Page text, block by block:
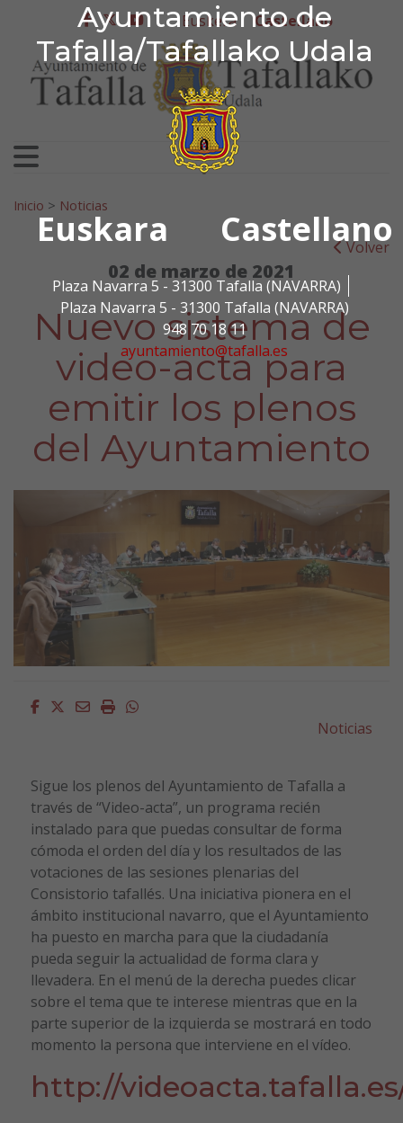
Ayuntamiento de
Tafalla/Tafallako Udala
Euskara Castellano
Plaza Navarra 5 - 31300 Tafalla (NAVARRA)
Plaza Navarra 5 - 31300 Tafalla (NAVARRA)
948 70 18 11
ayuntamiento@tafalla.es
Ir al contenido
Ayuntamiento de
facebook
twitter
youtube
Euskera Castellano
Search for:
Inicio > Noticias
Volver
02 de marzo de 2021
Nuevo sistema de
video-acta para
emitir los plenos
del Ayuntamiento
Facebook
Twitter
EmailImprimirWhatsapp
Noticias
Sigue los plenos del Ayuntamiento de Tafalla a
través de “Video-acta”, un programa recién
instalado para que puedas consultar de forma
cómoda el orden del día y los resultados de las
votaciones de las sesiones plenarias del
Consistorio tafallés. Una iniciativa pionera en el
ámbito institucional navarro, que el Ayuntamiento
ha puesto en marcha para que la ciudadanía
pueda seguir la actualidad de forma clara y
llevadera. En el menú de la derecha puedes clicar
sobre el tema que te interese mientras que en la
parte superior de la izquierda se mostrará en todo
momento la persona que interviene en el vídeo.
http://